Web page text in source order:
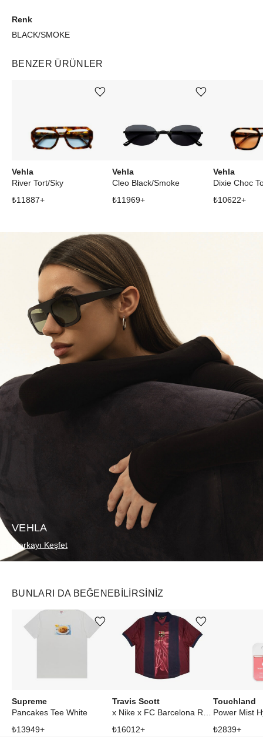
Renk
BLACK/SMOKE
BENZER ÜRÜNLER
Vehla
River Tort/Sky
₺11887+
Ürünü istek listesine ekle veya listeden çıkar
Vehla
Cleo Black/Smoke
₺11969+
Ürünü istek listesine ekle veya listeden çıkar
Vehla
Dixie Choc
₺10622+
VEHLA
Markayı Keşfet
BUNLARI DA BEĞENEBILIRSINIZ
Supreme
Pancakes Tee White
₺13949+
Ürünü istek listesine ekle veya listeden çıkar
Travis Scott
x Nike x FC Barcelona Retro 2000/01 Home Skeleton Jersey Multicolor
₺16012+
Ürünü istek listesine ekle veya listeden çıkar
Touchland
₺2839+